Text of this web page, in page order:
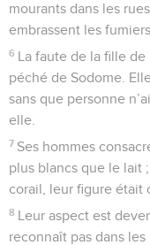
mourants dans les
embrassent les fumiers.
6 La faute de la fille
péché de Sodome.
sans que personne
elle.
7 Ses hommes
plus blancs que le lait
corail, leur figure était
8 Leur aspect est
reconnaît pas dans